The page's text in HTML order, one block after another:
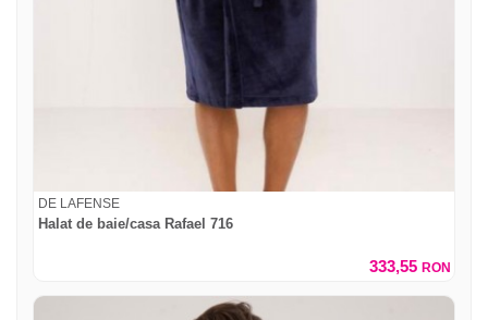
DE LAFENSE
Halat de baie/casa Rafael 716
333,55 RON